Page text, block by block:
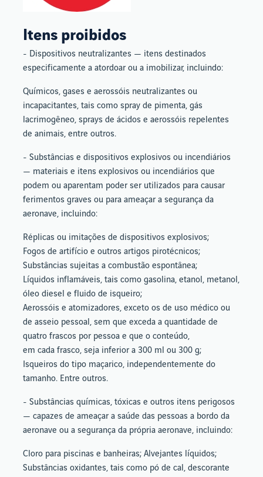
Itens proibidos
- Dispositivos neutralizantes — itens destinados
especificamente a atordoar ou a imobilizar, incluindo:
Químicos, gases e aerossóis neutralizantes ou
incapacitantes, tais como spray de pimenta, gás
lacrimogêneo, sprays de ácidos e aerossóis repelentes
de animais, entre outros.
- Substâncias e dispositivos explosivos ou incendiários
— materiais e itens explosivos ou incendiários que
podem ou aparentam poder ser utilizados para causar
ferimentos graves ou para ameaçar a segurança da
aeronave, incluindo:
Réplicas ou imitações de dispositivos explosivos;
Fogos de artifício e outros artigos pirotécnicos;
Substâncias sujeitas a combustão espontânea;
Líquidos inflamáveis, tais como gasolina, etanol, metanol,
óleo diesel e fluido de isqueiro;
Aerossóis e atomizadores, exceto os de uso médico ou
de asseio pessoal, sem que exceda a quantidade de
quatro frascos por pessoa e que o conteúdo,
em cada frasco, seja inferior a 300 ml ou 300 g;
Isqueiros do tipo maçarico, independentemente do
tamanho. Entre outros.
- Substâncias químicas, tóxicas e outros itens perigosos
— capazes de ameaçar a saúde das pessoas a bordo da
aeronave ou a segurança da própria aeronave, incluindo:
Cloro para piscinas e banheiras; Alvejantes líquidos;
Substâncias oxidantes, tais como pó de cal, descorante